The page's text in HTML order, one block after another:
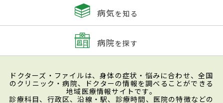
病気を知る
病院を探す
ドクターズ・ファイルは、身体の症状・悩みに合わせ、全国
のクリニック・病院、ドクターの情報を調べることができる
地域医療情報サイトです。
診療科目、行政区、沿線・駅、診療時間、医院の特徴などの